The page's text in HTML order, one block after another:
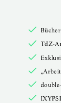
Bücher online
TdZ-Artikel
Exklusive
double-